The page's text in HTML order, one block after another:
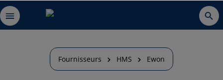
Fournisseurs HMS Ewon